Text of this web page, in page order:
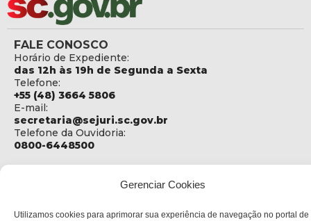
Gerenciar Cookies
Utilizamos cookies para aprimorar sua experiência de navegação no portal de
FALE CONOSCO
Horário de Expediente:
das 12h às 19h de Segunda a Sexta
Telefone:
+55 (48) 3664 5806
E-mail:
secretaria@sejuri.sc.gov.br
Telefone da Ouvidoria:
0800-6448500
SEJURI - Secretaria de Estado de Justiça e Reintegração